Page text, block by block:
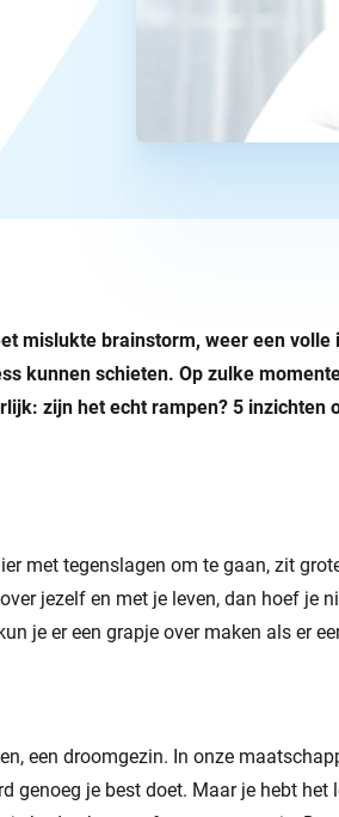
mislukte brainstorm, weer een
kunnen schieten. Op zulke
zijn het echt rampen? 5 inzichten
met tegenslagen om te gaan, zit
jezelf en met je leven, dan hoef je
je er een grapje over maken als er
een droomgezin. In onze
genoeg je best doet. Maar je hebt